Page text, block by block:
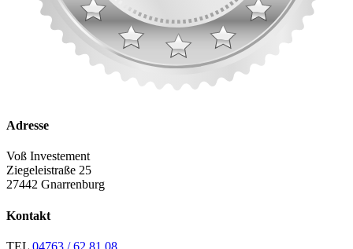
Adresse
Voß Investement
Ziegeleistraße 25
27442 Gnarrenburg
Kontakt
TEL 04763 / 62 81 08